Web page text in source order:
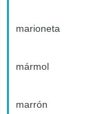
marioneta
mármol
marrón